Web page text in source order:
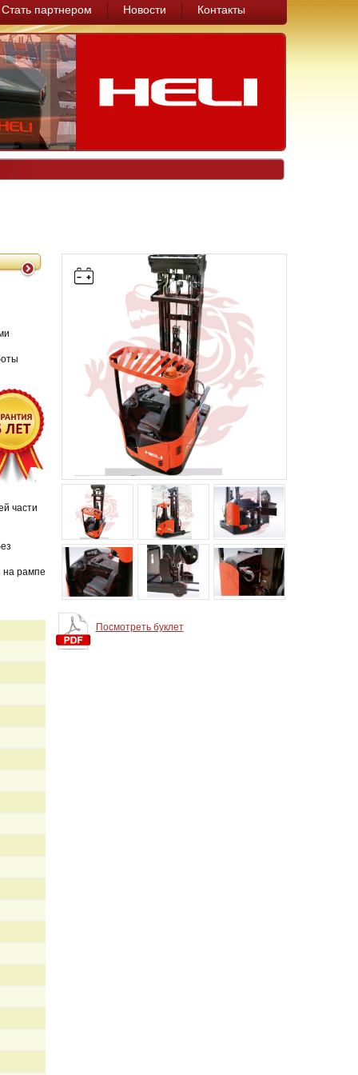
Стать партнером Новости Контакты
части
на рампе
Посмотреть буклет